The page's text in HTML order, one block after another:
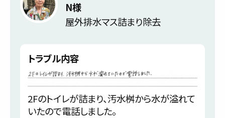
N様
屋外排水マス詰まり除去
トラブル内容
2Fのトイレが詰まり、汚水桝から水が溢れて
いたので電話しました。